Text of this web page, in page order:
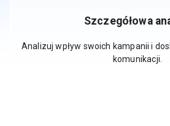
Szczegółowa
Analizuj wpływ swoich kampanii i
komunikacji.